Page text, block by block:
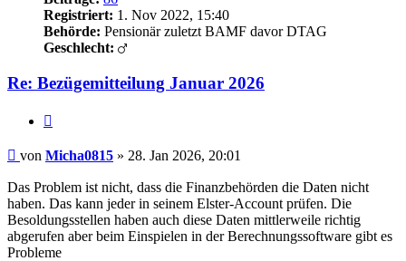
Registriert: 1. Nov 2022, 15:40
Behörde: Pensionär zuletzt BAMF davor DTAG
Geschlecht:
Re: Bezügemitteilung Januar 2026
Beitrag
von Micha0815 » 28. Jan 2026, 20:01
Das Problem ist nicht, dass die Finanzbehörden die Daten nicht
haben. Das kann jeder in seinem Elster-Account prüfen. Die
Besoldungsstellen haben auch diese Daten mittlerweile richtig
abgerufen aber beim Einspielen in der Berechnungssoftware gibt es
Probleme